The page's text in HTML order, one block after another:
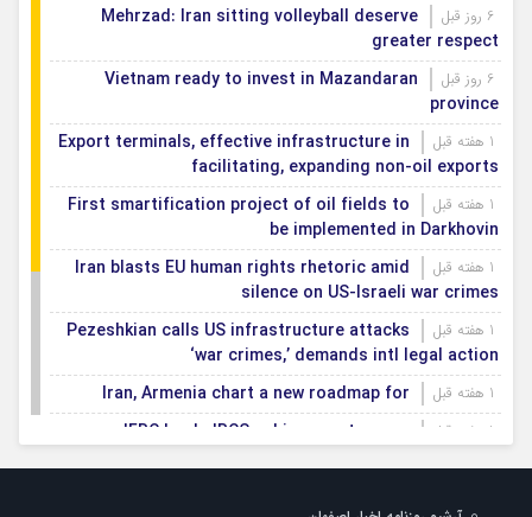
Mehrzad: Iran sitting volleyball deserve
greater respect
Vietnam ready to invest in Mazandaran
province
Export terminals, effective infrastructure in
facilitating, expanding non-oil exports
First smartification project of oil fields to
be implemented in Darkhovin
Iran blasts EU human rights rhetoric amid
silence on US-Israeli war crimes
Pezeshkian calls US infrastructure attacks
‘war crimes,’ demands intl legal action
Iran, Armenia chart a new roadmap for
IFRC lauds IRCS achievements, says